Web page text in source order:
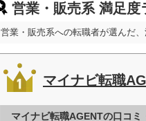
営業・販売系 満足度
営業・販売系への転職者が選んだ
マイナビ転職
マイナビ転職AGENTの口コミ